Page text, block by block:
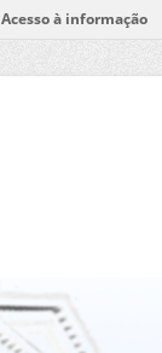
Acesso à informação